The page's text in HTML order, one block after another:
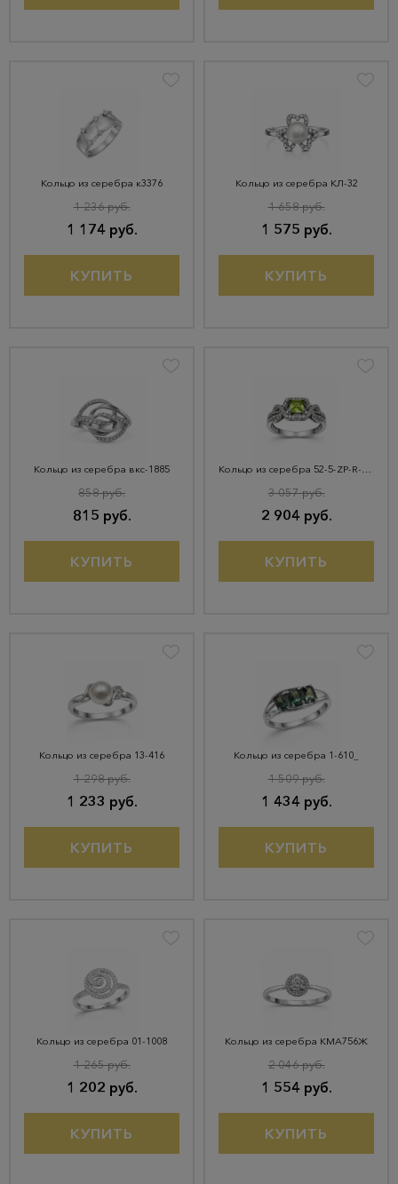
Кольцо из серебра к3376
1 174 руб.
1 236 руб.
КУПИТЬ
Кольцо из серебра КЛ-32
1 575 руб.
1 658 руб.
КУПИТЬ
Кольцо из серебра вкс-1885
815 руб.
858 руб.
КУПИТЬ
Кольцо из серебра 52-5-ZР-R-000187
2 904 руб.
3 057 руб.
КУПИТЬ
Кольцо из серебра 13-416
1 233 руб.
1 298 руб.
КУПИТЬ
Кольцо из серебра 1-610_
1 434 руб.
1 509 руб.
КУПИТЬ
Кольцо из серебра 01-1008
1 202 руб.
1 265 руб.
КУПИТЬ
Кольцо из серебра КМА756Ж
1 554 руб.
2 046 руб.
КУПИТЬ